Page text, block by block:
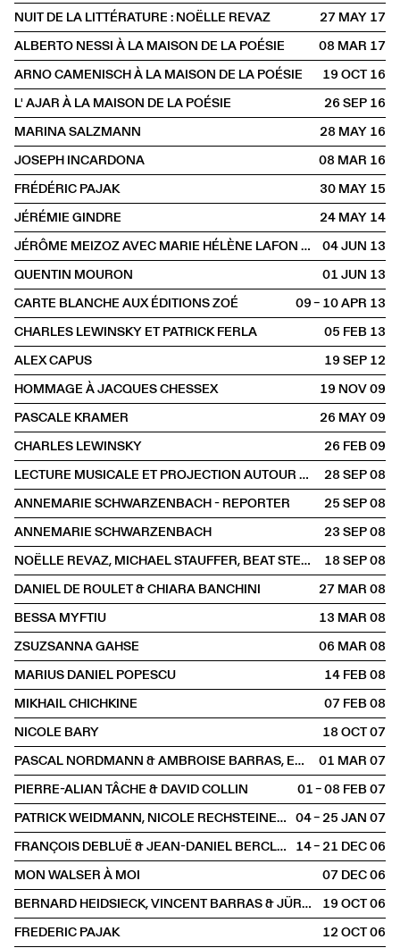
NUIT DE LA LITTÉRATURE : NOËLLE REVAZ
27 MAY2017
ALBERTO NESSI À LA MAISON DE LA POÉSIE
08 MAR2017
ARNO CAMENISCH À LA MAISON DE LA POÉSIE
19 OCT2016
L' AJAR À LA MAISON DE LA POÉSIE
26 SEP2016
MARINA SALZMANN
28 MAY2016
JOSEPH INCARDONA
08 MAR2016
FRÉDÉRIC PAJAK
30 MAY2015
JÉRÉMIE GINDRE
24 MAY2014
JÉRÔME MEIZOZ AVEC MARIE HÉLÈNE LAFON ET PIERRE BERGOUNIOUX
04 JUN2013
QUENTIN MOURON
01 JUN2013
CARTE BLANCHE AUX ÉDITIONS ZOÉ
09 – 10 APR2013
CHARLES LEWINSKY ET PATRICK FERLA
05 FEB2013
ALEX CAPUS
19 SEP2012
HOMMAGE À JACQUES CHESSEX
19 NOV2009
PASCALE KRAMER
26 MAY2009
CHARLES LEWINSKY
26 FEB2009
LECTURE MUSICALE ET PROJECTION AUTOUR D'ANNEMARIE SCHWARZENBACH
28 SEP2008
ANNEMARIE SCHWARZENBACH - REPORTER
25 SEP2008
ANNEMARIE SCHWARZENBACH
23 SEP2008
NOËLLE REVAZ, MICHAEL STAUFFER, BEAT STERCHI & CHRISTIAN BRANTSCHEN
18 SEP2008
DANIEL DE ROULET & CHIARA BANCHINI
27 MAR2008
BESSA MYFTIU
13 MAR2008
ZSUZSANNA GAHSE
06 MAR2008
MARIUS DANIEL POPESCU
14 FEB2008
MIKHAIL CHICHKINE
07 FEB2008
NICOLE BARY
18 OCT2007
PASCAL NORDMANN & AMBROISE BARRAS, EUGEN GOMRINGER
01 MAR2007
PIERRE-ALIAN TÂCHE & DAVID COLLIN
01 – 08 FEB2007
PATRICK WEIDMANN, NICOLE RECHSTEINER, GILBERT PINGEON, ROSE-MARIE PAGNARD 04 – 25 JAN2007
FRANÇOIS DEBLUË & JEAN-DANIEL BERCLAZ 14 – 21 DEC2006
MON WALSER À MOI
07 DEC2006
BERNARD HEIDSIECK, VINCENT BARRAS & JÜRG HALTER
19 OCT2006
FREDERIC PAJAK
12 OCT2006